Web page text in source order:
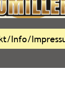
Info/